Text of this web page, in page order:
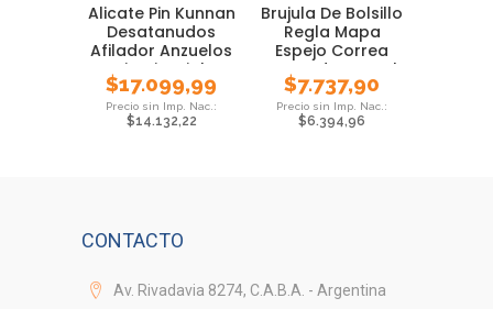
Alicate Pin Kunnan
Desatanudos
Afilador Anzuelos
Limpia Ojal
$17.099,99
$14.132,22
Brujula De Bolsillo
Regla Mapa
Espejo Correa
Waterdog Local
$7.737,90
$6.394,96
CONTACTO
Av. Rivadavia 8274, C.A.B.A. - Argentina